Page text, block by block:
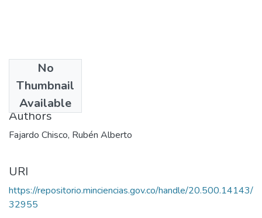
No
Thumbnail
Available
2005
Authors
Fajardo Chisco, Rubén Alberto
URI
https://repositorio.minciencias.gov.co/handle/20.500.14143/
32955